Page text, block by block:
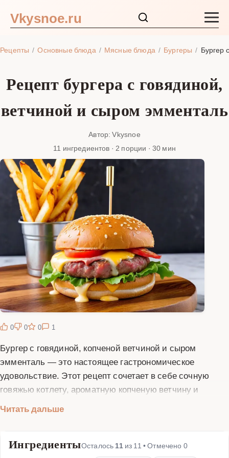
Vkysnoe.ru
Рецепты Основные блюда Мясные блюда Бургеры Бургер
Рецепт бургера с говядиной,
ветчиной и сыром эмменталь
Автор: Vkysnoe
11 ингредиентов · 2 порции · 30 мин
0 0 0 1
Бургер с говядиной, копченой ветчиной и сыром
эмменталь — это настоящее гастрономическое
удовольствие. Этот рецепт сочетает в себе сочную
говяжью котлету, ароматную копченую ветчину и
неповторимый вкус. Говяжья котлета готовится из
особенно вкусной и сочной. Копченая ветчина
Читать дальше
ИнгредиентыОсталось 11из 11 • Отмечено 0